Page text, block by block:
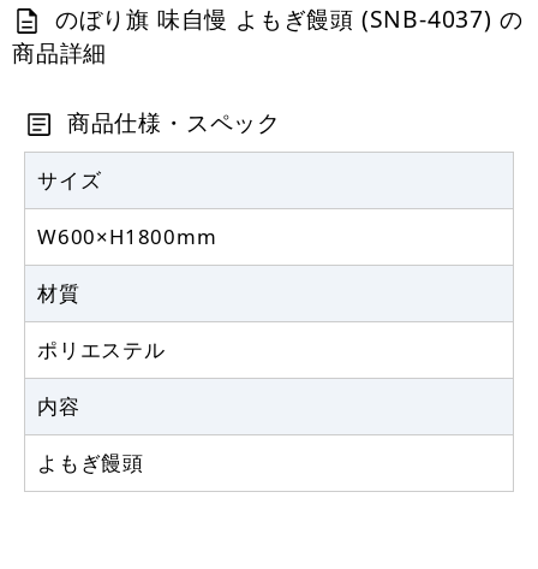
367円 税抜
注水型マルチのぼりスタンド 20L
カゴへ
のぼり旗 味自慢 よもぎ饅頭 (SNB-4037) の
商品詳細
商品仕様・スペック
サイズ
W600×H1800mm
材質
ポリエステル
内容
よもぎ饅頭